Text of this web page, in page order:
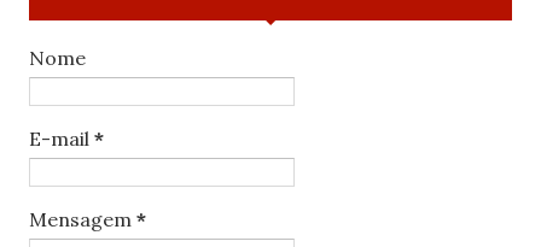
Nome
E-mail *
Mensagem *